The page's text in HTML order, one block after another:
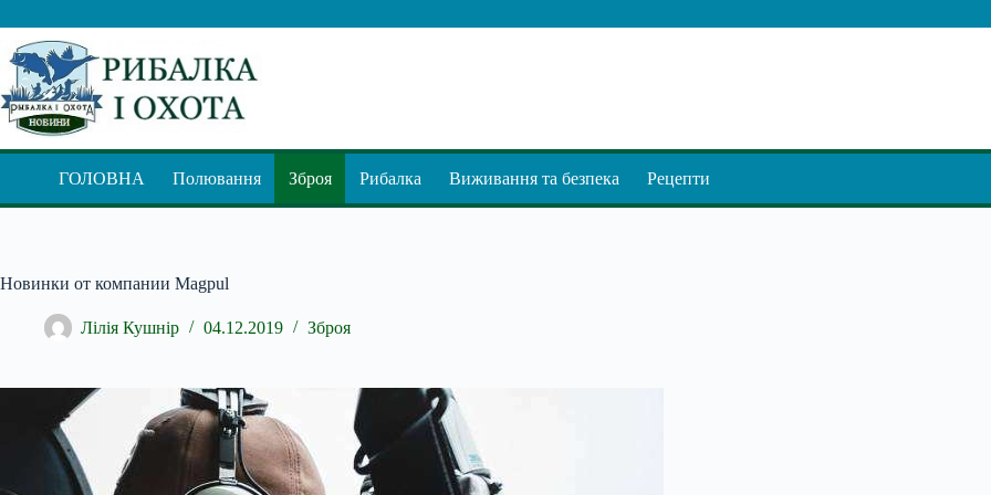
до
вмісту
ГОЛОВНА Полювання Зброя Рибалка Виживання та безпека Рецепти
Новинки от компании Magpul
Лілія Кушнір 04.12.2019 Зброя